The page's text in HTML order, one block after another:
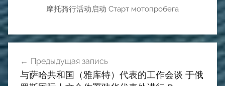
摩托骑行活动启动 Старт мотопробега
Навигация
по
Предыдущая запись
与萨哈共和国（雅库特）代表的工作会谈 于俄